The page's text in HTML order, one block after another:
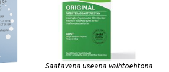
Saatavana useana vaihtoehtona